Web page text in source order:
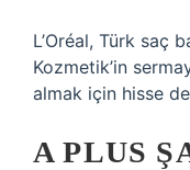
L’Oréal, Türk saç
Kozmetik’in
almak için hisse
A PLUS